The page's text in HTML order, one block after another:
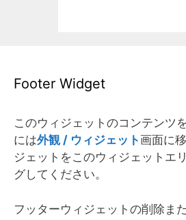
Footer Widget
このウィジェットのコンテンツ
には外観 / ウィジェット画面に
ジェットをこのウィジェットエ
グしてください。
フッターウィジェットの削除ま